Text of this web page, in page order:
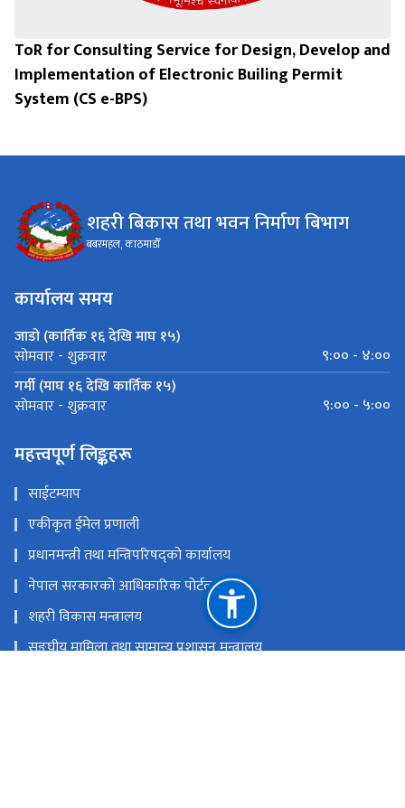
ToR for Consulting Service for Design, Develop and
Implementation of Electronic Builing Permit
System (CS e-BPS)
शहरी बिकास तथा भवन निर्माण बिभाग
बबरमहल, काठमाडौँ
कार्यालय समय
जाडो (कार्तिक १६ देखि माघ १५)
सोमवार - शुक्रवार
९:०० - ४:००
गर्मी (माघ १६ देखि कार्तिक १५)
सोमवार - शुक्रवार ९:०० - ५:००
महत्त्वपूर्ण लिङ्कहरू
साईटम्याप
एकीकृत ईमेल प्रणाली
प्रधानमन्त्री तथा मन्त्रिपरिषद्को कार्यालय
नेपाल सरकारको आधिकारिक पोर्टल
शहरी विकास मन्त्रालय
सङ्‍घीय मामिला तथा सामान्य प्रशासन मन्त्रालय